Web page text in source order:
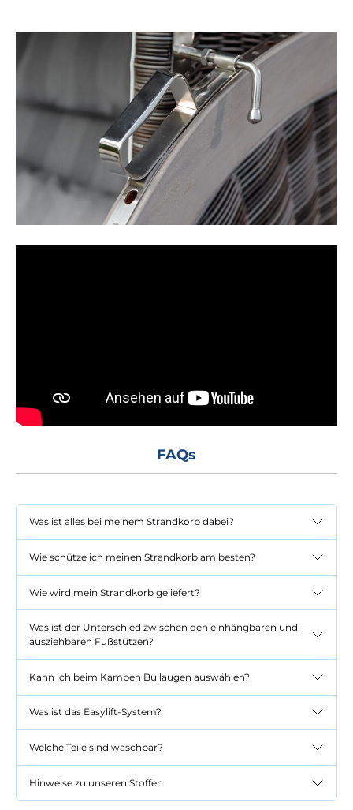
FAQs
Was ist alles bei meinem Strandkorb dabei?
Wie schütze ich meinen Strandkorb am besten?
Wie wird mein Strandkorb geliefert?
Was ist der Unterschied zwischen den einhängbaren und
ausziehbaren Fußstützen?
Kann ich beim Kampen Bullaugen auswählen?
Was ist das Easylift-System?
Welche Teile sind waschbar?
Hinweise zu unseren Stoffen